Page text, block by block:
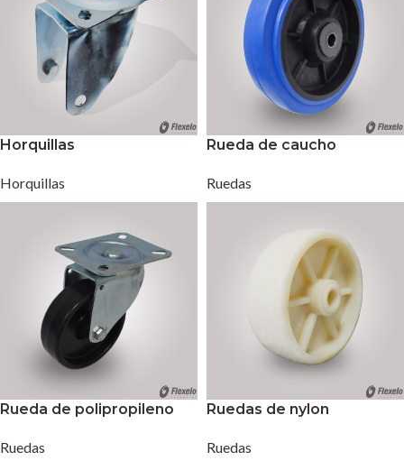
Horquillas
Horquillas
Rueda de caucho
Ruedas
Rueda de polipropileno
Ruedas
Ruedas de nylon
Ruedas